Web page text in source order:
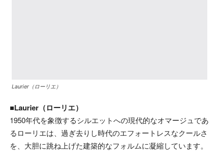
Laurier（ローリエ）
■Laurier（ローリエ）
1950年代を象徴するシルエットへの現代的なオマージュであ
るローリエは、過ぎ去りし時代のエフォートレスなクールさ
を、大胆に跳ね上げた建築的なフォルムに凝縮しています。